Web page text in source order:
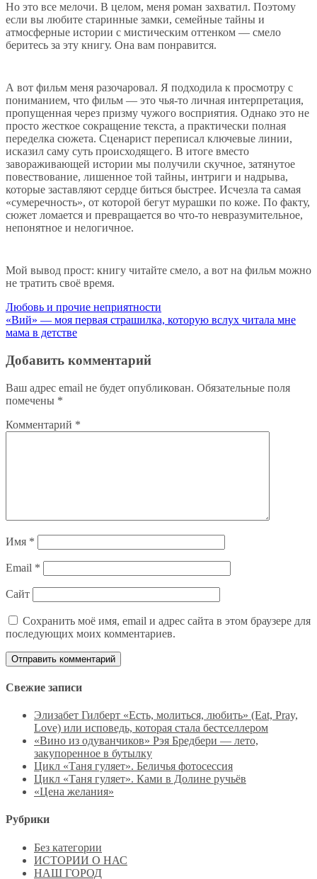
Но это все мелочи. В целом, меня роман захватил. Поэтому
если вы любите старинные замки, семейные тайны и
атмосферные истории с мистическим оттенком — смело
беритесь за эту книгу. Она вам понравится.
А вот фильм меня разочаровал. Я подходила к просмотру с
пониманием, что фильм — это чья-то личная интерпретация,
пропущенная через призму чужого восприятия. Однако это не
просто жесткое сокращение текста, а практически полная
переделка сюжета. Сценарист переписал ключевые линии,
исказил саму суть происходящего. В итоге вместо
завораживающей истории мы получили скучное, затянутое
повествование, лишенное той тайны, интриги и надрыва,
которые заставляют сердце биться быстрее. Исчезла та самая
«сумеречность», от которой бегут мурашки по коже. По факту,
сюжет ломается и превращается во что-то невразумительное,
непонятное и нелогичное.
Мой вывод прост: книгу читайте смело, а вот на фильм можно
не тратить своё время.
Навигация
по
Любовь и прочие неприятности
«Вий» — моя первая страшилка, которую вслух читала мне
мама в детстве
Добавить комментарий
Ваш адрес email не будет опубликован. Обязательные поля
помечены *
Комментарий *
Имя *
Email *
Сайт
Сохранить моё имя, email и адрес сайта в этом браузере для
последующих моих комментариев.
Свежие записи
Элизабет Гилберт «Есть, молиться, любить» (Eat, Pray,
Love) или исповедь, которая стала бестселлером
«Вино из одуванчиков» Рэя Бредбери — лето,
закупоренное в бутылку
Цикл «Таня гуляет». Беличья фотосессия
Цикл «Таня гуляет». Ками в Долине ручьёв
«Цена желания»
Рубрики
Без категории
ИСТОРИИ О НАС
НАШ ГОРОД